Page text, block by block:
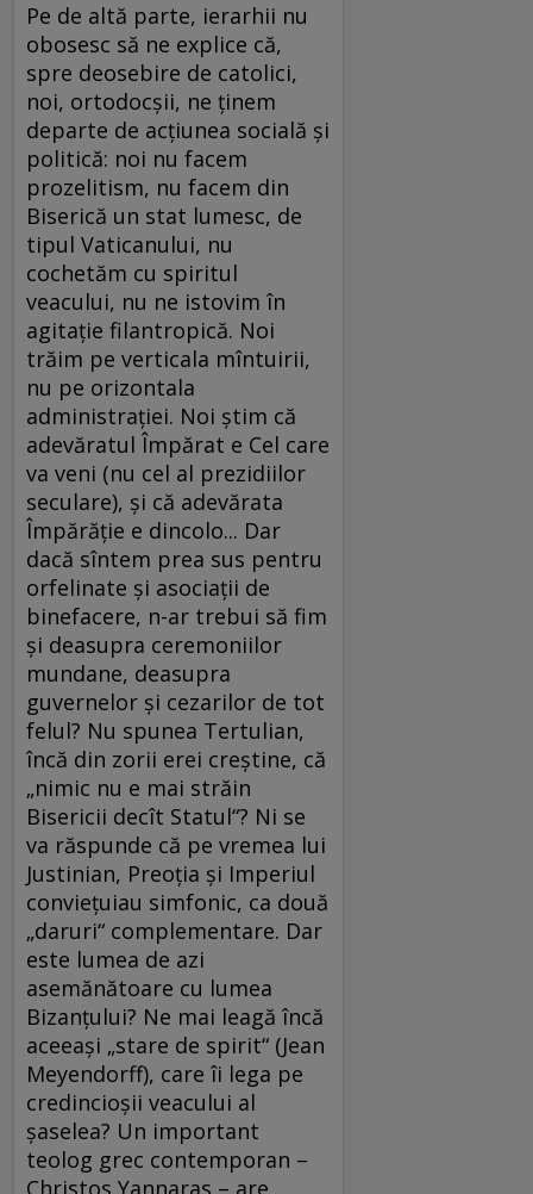
Pe de altă parte, ierarhii nu
obosesc să ne explice că,
spre deosebire de catolici,
noi, ortodocşii, ne ţinem
departe de acţiunea socială şi
politică: noi nu facem
prozelitism, nu facem din
Biserică un stat lumesc, de
tipul Vaticanului, nu
cochetăm cu spiritul
veacului, nu ne istovim în
agitaţie filantropică. Noi
trăim pe verticala mîntuirii,
nu pe orizontala
administraţiei. Noi ştim că
adevăratul Împărat e Cel care
va veni (nu cel al prezidiilor
seculare), şi că adevărata
Împărăţie e dincolo... Dar
dacă sîntem prea sus pentru
orfelinate şi asociaţii de
binefacere, n-ar trebui să fim
şi deasupra ceremoniilor
mundane, deasupra
guvernelor şi cezarilor de tot
felul? Nu spunea Tertulian,
încă din zorii erei creştine, că
„nimic nu e mai străin
Bisericii decît Statul“? Ni se
va răspunde că pe vremea lui
Justinian, Preoţia şi Imperiul
convieţuiau simfonic, ca două
„daruri“ complementare. Dar
este lumea de azi
asemănătoare cu lumea
Bizanţului? Ne mai leagă încă
aceeaşi „stare de spirit“ (Jean
Meyendorff), care îi lega pe
credincioşii veacului al
şaselea? Un important
teolog grec contemporan –
Christos Yannaras – are